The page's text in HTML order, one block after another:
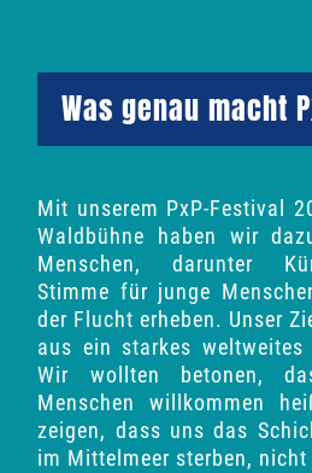
Was genau macht
Mit unserem PxP-Festival
Waldbühne haben wir
Menschen, darunter
Stimme für junge
der Flucht erheben. Unser
aus ein starkes weltweites
Wir wollten betonen,
Menschen willkommen
zeigen, dass uns das
im Mittelmeer sterben,